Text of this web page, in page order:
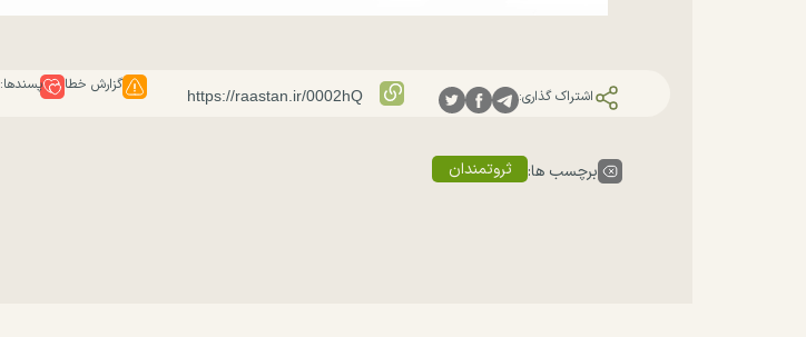
اشتراک گذاری:
گزارش خطا پسندها:
برچسب ها: ثروتمندان